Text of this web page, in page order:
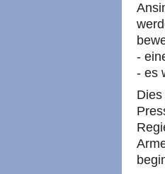
-
- es